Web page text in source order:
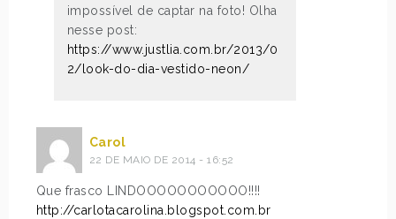
impossível de captar na foto! Olha
nesse post:
https://www.justlia.com.br/2013/0
2/look-do-dia-vestido-neon/
Carol
22 DE MAIO DE 2014 - 16:52
Que frasco LINDOOOOOOOOOOO!!!!
http://carlotacarolina.blogspot.com.br